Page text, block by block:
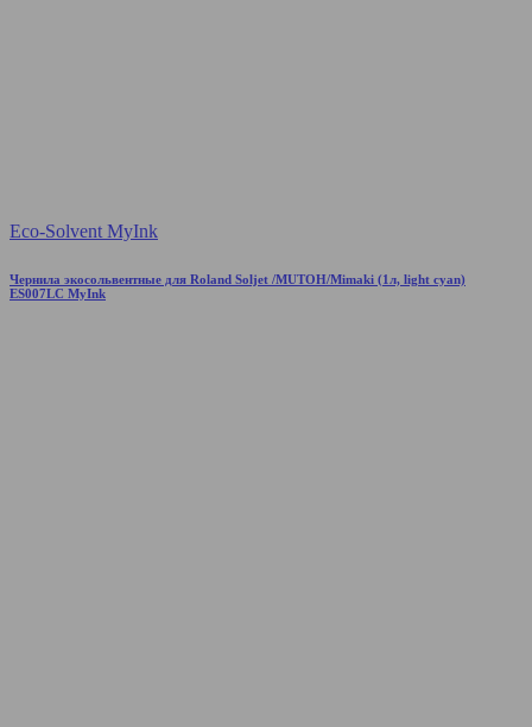
Eco-Solvent MyInk
Чернила экосольвентные для Roland Soljet /MUTOH/Mimaki (1л, light cyan)
ES007LC MyInk